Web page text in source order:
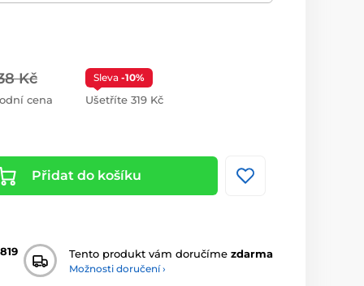
Kč
cena
Sleva -10%
Ušetříte 319 Kč
Přidat do košíku
Tento produkt vám doručíme zdarma
Možnosti doručení ›